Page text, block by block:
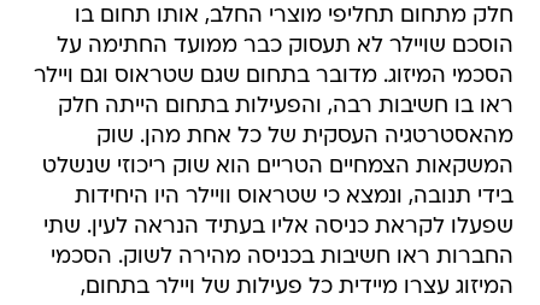
חלק מתחום תחליפי מוצרי החלב, אותו תחום בו
הוסכם שויילר לא תעסוק כבר ממועד החתימה על
הסכמי המיזוג. מדובר בתחום שגם שטראוס וגם ויילר
ראו בו חשיבות רבה, והפעילות בתחום הייתה חלק
מהאסטרטגיה העסקית של כל אחת מהן. שוק
המשקאות הצמחיים הטריים הוא שוק ריכוזי שנשלט
בידי תנובה, ונמצא כי שטראוס וויילר היו היחידות
שפעלו לקראת כניסה אליו בעתיד הנראה לעין. שתי
החברות ראו חשיבות בכניסה מהירה לשוק. הסכמי
המיזוג עצרו מיידית כל פעילות של ויילר בתחום,